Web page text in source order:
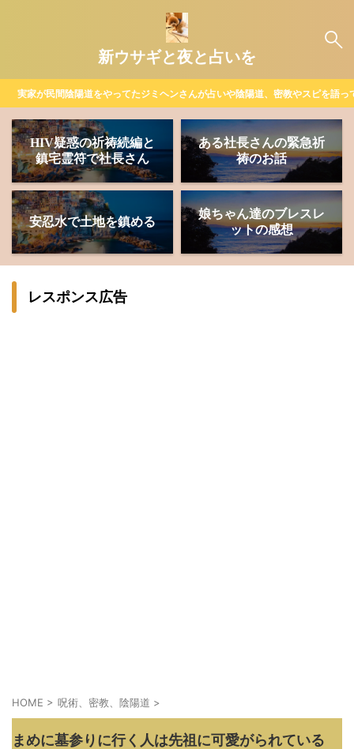
新ウサギと夜と占いを
実家が民間陰陽道をやってたジミヘンさんが占いや陰陽道、密教やスピを語
HIV疑惑の祈祷続編と
鎮宅霊符で社長さん
ある社長さんの緊急祈
祷のお話
安忍水で土地を鎮める
娘ちゃん達のブレスレ
ットの感想
レスポンス広告
HOME > 呪術、密教、陰陽道 >
まめに墓参りに行く人は先祖に可愛がられている